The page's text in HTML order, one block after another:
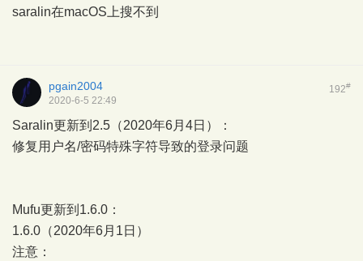
saralin在macOS上搜不到
192#
pgain2004
2020-6-5 22:49
Saralin更新到2.5（2020年6月4日）：
修复用户名/密码特殊字符导致的登录问题
Mufu更新到1.6.0：
1.6.0（2020年6月1日）
注意：